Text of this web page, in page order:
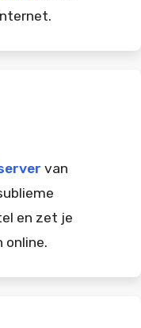
van
en zet je
online.